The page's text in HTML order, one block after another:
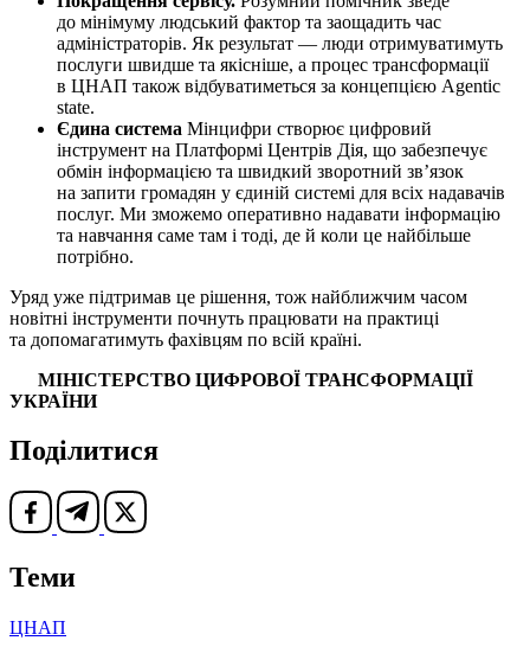
до мінімуму людський фактор та заощадить час
адміністраторів. Як результат — люди отримуватимуть
послуги швидше та якісніше, а процес трансформації
в ЦНАП також відбуватиметься за концепцією Agentic
state.
Єдина система Мінцифри створює цифровий
інструмент на Платформі Центрів Дія, що забезпечує
обмін інформацією та швидкий зворотний зв’язок
на запити громадян у єдиній системі для всіх надавачів
послуг. Ми зможемо оперативно надавати інформацію
та навчання саме там і тоді, де й коли це найбільше
потрібно.
Уряд уже підтримав це рішення, тож найближчим часом
новітні інструменти почнуть працювати на практиці
та допомагатимуть фахівцям по всій країні.
МІНІСТЕРСТВО ЦИФРОВОЇ ТРАНСФОРМАЦІЇ
УКРАЇНИ
Поділитися
Теми
ЦНАП